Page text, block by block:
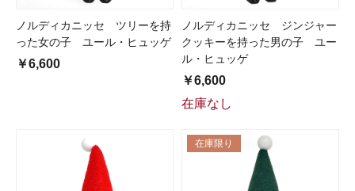
ノルディカニッセ ツリーを持
った女の子 ユール・ヒュッゲ
￥6,600
ノルディカニッセ ジンジャー
クッキーを持った男の子 ユー
ル・ヒュッゲ
￥6,600
在庫なし
在庫限り